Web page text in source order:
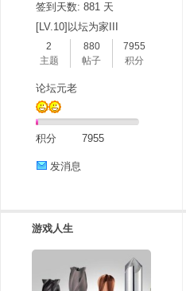
签到天数: 881 天
[LV.10]以坛为家III
2
主题
880
帖子
7955
积分
论坛元老
积分 7955
发消息
游戏人生